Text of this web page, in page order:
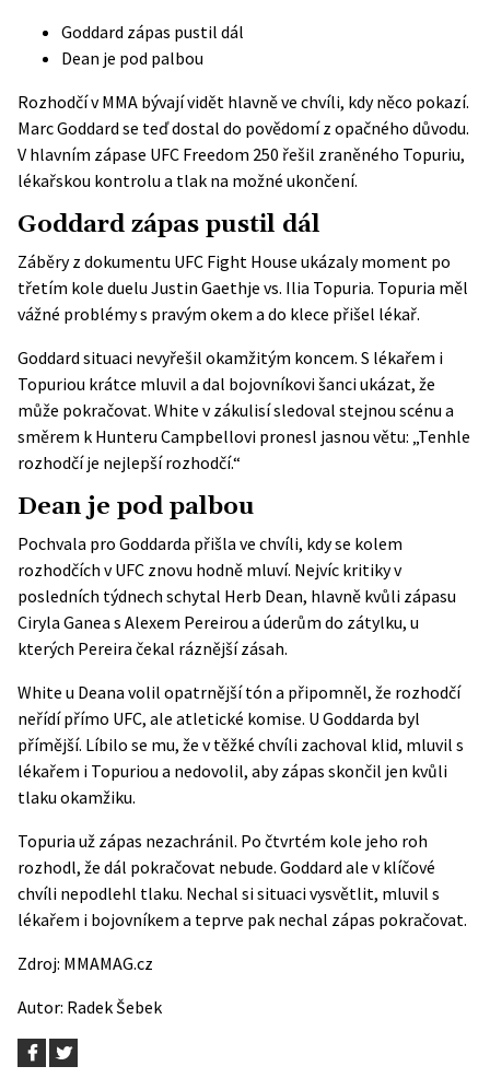
Goddard zápas pustil dál
Dean je pod palbou
Rozhodčí v MMA bývají vidět hlavně ve chvíli, kdy něco pokazí.
Marc Goddard se teď dostal do povědomí z opačného důvodu.
V hlavním zápase UFC Freedom 250 řešil zraněného Topuriu,
lékařskou kontrolu a tlak na možné ukončení.
Goddard zápas pustil dál
Záběry z dokumentu UFC Fight House ukázaly moment po
třetím kole duelu Justin Gaethje vs. Ilia Topuria. Topuria měl
vážné problémy s pravým okem a do klece přišel lékař.
Goddard situaci nevyřešil okamžitým koncem. S lékařem i
Topuriou krátce mluvil a dal bojovníkovi šanci ukázat, že
může pokračovat. White v zákulisí sledoval stejnou scénu a
směrem k Hunteru Campbellovi pronesl jasnou větu: „Tenhle
rozhodčí je nejlepší rozhodčí.“
Dean je pod palbou
Pochvala pro Goddarda přišla ve chvíli, kdy se kolem
rozhodčích v UFC znovu hodně mluví. Nejvíc kritiky v
posledních týdnech schytal Herb Dean, hlavně kvůli zápasu
Ciryla Ganea s Alexem Pereirou a úderům do zátylku, u
kterých Pereira čekal ráznější zásah.
White u Deana volil opatrnější tón a připomněl, že rozhodčí
neřídí přímo UFC, ale atletické komise. U Goddarda byl
přímější. Líbilo se mu, že v těžké chvíli zachoval klid, mluvil s
lékařem i Topuriou a nedovolil, aby zápas skončil jen kvůli
tlaku okamžiku.
Topuria už zápas nezachránil. Po čtvrtém kole jeho roh
rozhodl, že dál pokračovat nebude. Goddard ale v klíčové
chvíli nepodlehl tlaku. Nechal si situaci vysvětlit, mluvil s
lékařem i bojovníkem a teprve pak nechal zápas pokračovat.
Zdroj: MMAMAG.cz
Autor: Radek Šebek